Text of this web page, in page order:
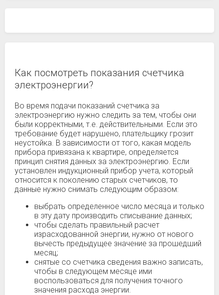
Как посмотреть показания счетчика
электроэнергии?
Во время подачи показаний счетчика за
электроэнергию нужно следить за тем, чтобы они
были корректными, т.е. действительными. Если это
требование будет нарушено, плательщику грозит
неустойка. В зависимости от того, какая модель
прибора привязана к квартире, определяется
принцип снятия данных за электроэнергию. Если
установлен индукционный прибор учета, который
относится к поколению старых счетчиков, то
данные нужно снимать следующим образом:
выбрать определенное число месяца и только
в эту дату производить списывание данных;
чтобы сделать правильный расчет
израсходованной энергии, нужно от нового
вычесть предыдущее значение за прошедший
месяц;
снятые со счетчика сведения важно записать,
чтобы в следующем месяце ими
воспользоваться для получения точного
значения расхода энергии.